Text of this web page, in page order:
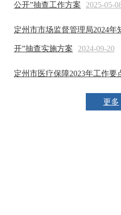
公开”抽查工作方案 2025-05-
定州市市场监督管理局2024年
开”抽查实施方案 2024-09-20
定州市医疗保障2023年工作要
更多